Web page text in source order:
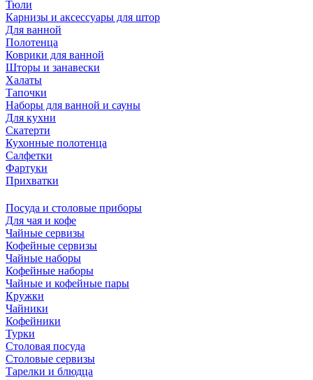
Тюли
Карнизы и аксессуары для штор
Для ванной
Полотенца
Коврики для ванной
Шторы и занавески
Халаты
Тапочки
Наборы для ванной и сауны
Для кухни
Скатерти
Кухонные полотенца
Салфетки
Фартуки
Прихватки
Посуда и столовые приборы
Для чая и кофе
Чайные сервизы
Кофейные сервизы
Чайные наборы
Кофейные наборы
Чайные и кофейные пары
Кружки
Чайники
Кофейники
Турки
Столовая посуда
Столовые сервизы
Тарелки и блюдца